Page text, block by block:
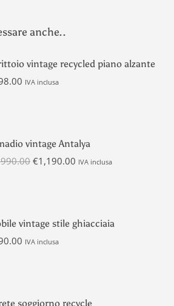
anche..
vintage recycled piano alzante
IVA inclusa
vintage Antalya
Il
€1,990.00.
€1,190.00 Il
€1,190.00.
IVA inclusa
vintage stile ghiacciaia
IVA inclusa
soggiorno recycle